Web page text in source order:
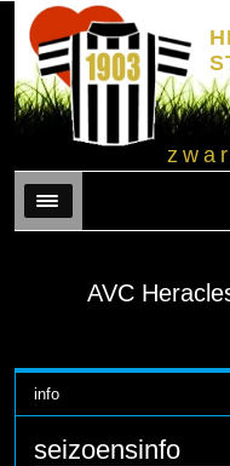
Menu
AVC
info
seizoensinfo